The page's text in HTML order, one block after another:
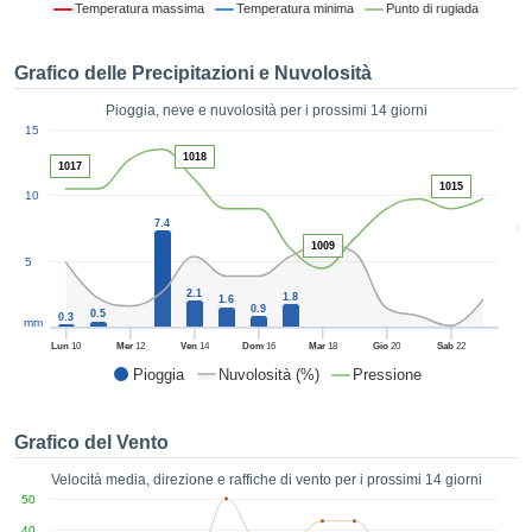
simili,
per
senza
clic sul
ACCETTA
CONTINUA
IMPOSTAZIONI
Temperatura massima Temperatura minima Punto di rugiada
Grafico delle Precipitazioni e Nuvolosità
Pioggia, neve e nuvolosità per i prossimi 14 giorni
Pioggia Nuvolosità (%) Pressione
50
Lun 10 Mer12 Ven14 Dom16 Mar18 Gio 20 Sab22
5
10
15
mm 0.3 0.5
7.4
2.1
1.6
0.9
1.8
1017
1018
1009
1015
Grafico del Vento
Velocità media, direzione e raffiche di vento per i prossimi 14 giorni
50